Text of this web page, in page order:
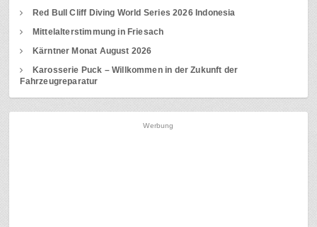
Red Bull Cliff Diving World Series 2026 Indonesia
Mittelalterstimmung in Friesach
Kärntner Monat August 2026
Karosserie Puck – Willkommen in der Zukunft der
Fahrzeugreparatur
Werbung